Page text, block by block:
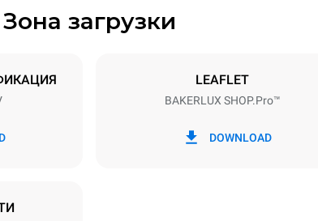
Размер противня
Зона загрузки
LEAFLET
BAKERLUX SHOP.Pro™
DOWNLOAD